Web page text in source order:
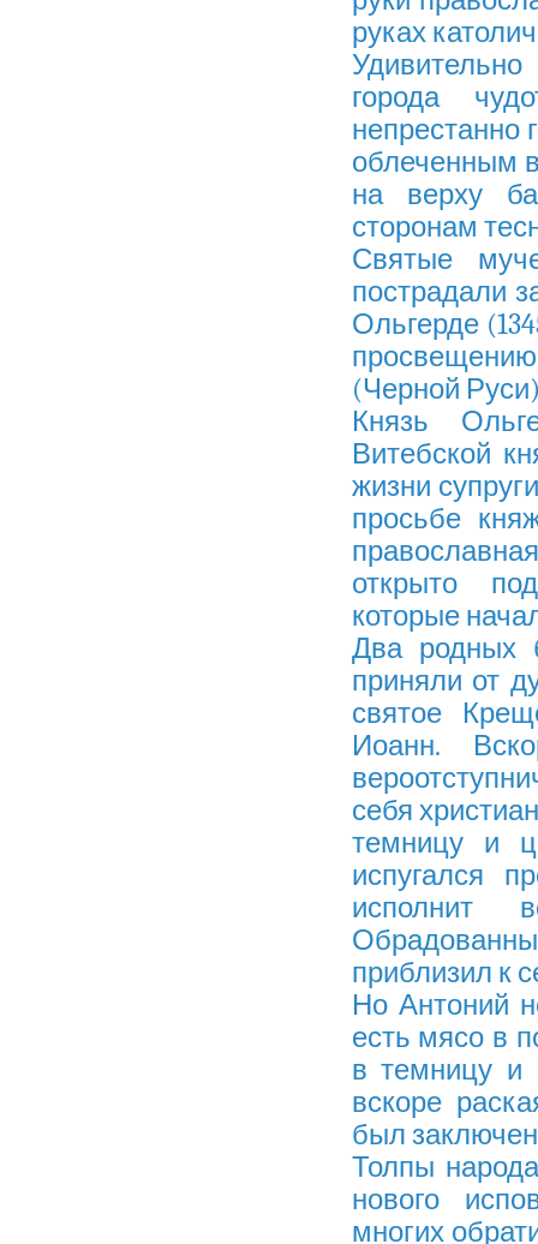
руках
города
облеченным
на верху
сторонам
Святые
пострадали
Ольгерде
(Черной
Князь
Витебской
жизни
просьбе
открыто
которые
Два родных
приняли от
святое
Иоанн.
себя
темницу и
испугался
исполнит
приблизил к
Но Антоний
есть мясо в
в темницу и
вскоре
был
Толпы
нового
многих